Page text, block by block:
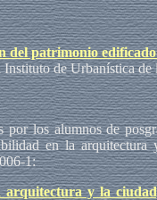
del patrimonio
de Urbanística
por los alumnos de
en la
1:
arquitectura y la